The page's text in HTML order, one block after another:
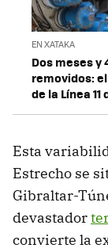
EN XATAKA
Dos meses
removidos:
de la Línea
Esta
Estrecho se
Gibraltar-
devastador
convierte la